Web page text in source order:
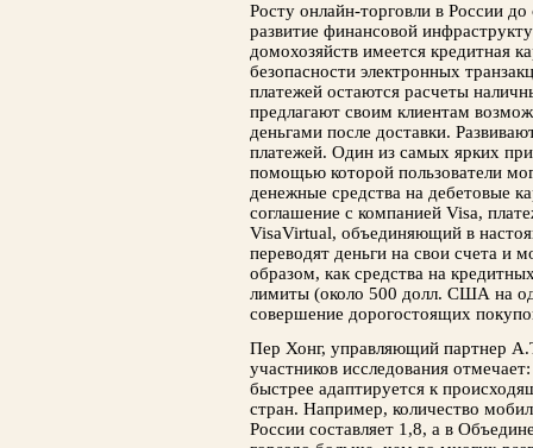
Росту онлайн-торговли в России
развитие финансовой
домохозяйств имеется кредитная
безопасности электронных
платежей остаются расчеты
предлагают своим клиентам
деньгами после доставки.
платежей. Один из самых ярких
помощью которой пользователи
денежные средства на дебетовые
соглашение с компанией Visa,
VisaVirtual, объединяющий в
переводят деньги на свои счета и
образом, как средства на
лимиты (около 500 долл. США на
совершение дорогостоящих
Пер Хонг, управляющий партнер
участников исследования
быстрее адаптируется к
стран. Например, количество
России составляет 1,8, а в